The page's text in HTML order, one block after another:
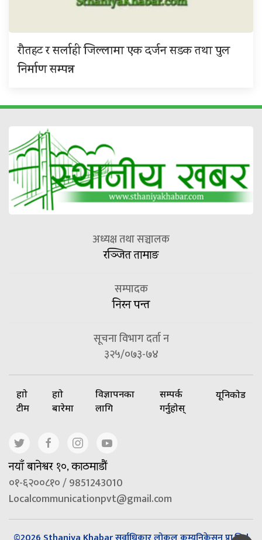
रौतहट र सर्लाही जिल्लामा एक दर्जन सडक तथा पुल
निर्माण सम्पन्न
अध्यक्ष तथा सञ्चालक
रञ्जित तामाङ
सम्पादक
निरन पन्त
सूचना विभाग दर्ता न
३२५/०७३-७४
हाम्रो
टीम
हाम्रो
बारेमा
विज्ञापनका
लागि
सम्पर्क
गर्नुहोस्
यूनिकोड
नयाँ बानेश्वर १०, काठमाडौं
०१-६२००८१० / 9851243010
Localcommunicationpvt@gmail.com